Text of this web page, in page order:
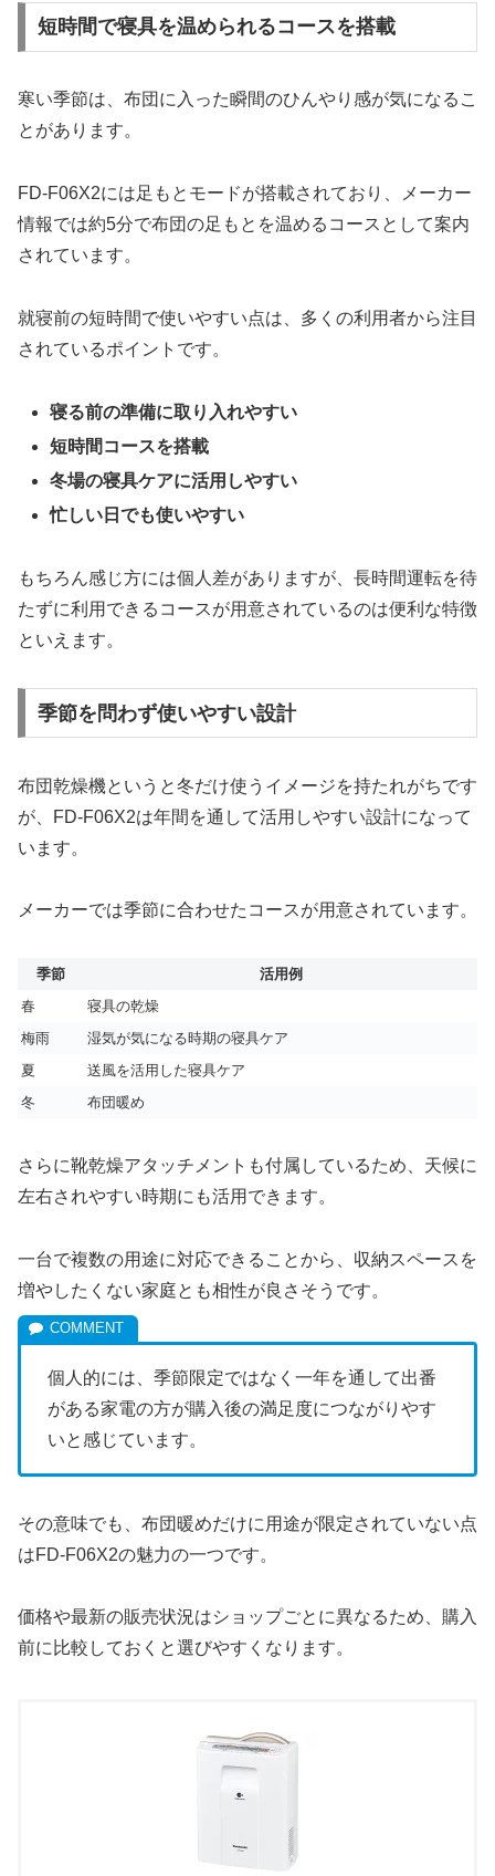
短時間で寝具を温められるコースを搭載
寒い季節は、布団に入った瞬間のひんやり感が気になるこ
とがあります。
FD-F06X2には足もとモードが搭載されており、メーカー
情報では約5分で布団の足もとを温めるコースとして案内
されています。
就寝前の短時間で使いやすい点は、多くの利用者から注目
されているポイントです。
寝る前の準備に取り入れやすい
短時間コースを搭載
冬場の寝具ケアに活用しやすい
忙しい日でも使いやすい
もちろん感じ方には個人差がありますが、長時間運転を待
たずに利用できるコースが用意されているのは便利な特徴
といえます。
季節を問わず使いやすい設計
布団乾燥機というと冬だけ使うイメージを持たれがちです
が、FD-F06X2は年間を通して活用しやすい設計になって
います。
メーカーでは季節に合わせたコースが用意されています。
季節
活用例
春
寝具の乾燥
梅雨
湿気が気になる時期の寝具ケア
夏
送風を活用した寝具ケア
冬
布団暖め
さらに靴乾燥アタッチメントも付属しているため、天候に
左右されやすい時期にも活用できます。
一台で複数の用途に対応できることから、収納スペースを
増やしたくない家庭とも相性が良さそうです。
個人的には、季節限定ではなく一年を通して出番
がある家電の方が購入後の満足度につながりやす
いと感じています。
その意味でも、布団暖めだけに用途が限定されていない点
はFD-F06X2の魅力の一つです。
価格や最新の販売状況はショップごとに異なるため、購入
前に比較しておくと選びやすくなります。